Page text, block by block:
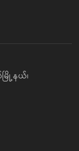
ြို့နယ်၊